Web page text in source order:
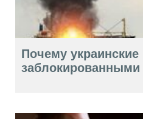
Почему
заблокированными